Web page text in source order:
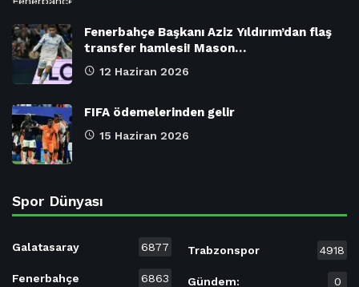
Fenerbahçe Başkanı Aziz Yıldırım’dan flaş
transfer hamlesi! Mason…
12 Haziran 2026
FIFA ödemelerinden gelir
15 Haziran 2026
Spor Dünyası
Galatasaray 6877
Fenerbahçe 6863
Trabzonspor 4918
Gündem: 0